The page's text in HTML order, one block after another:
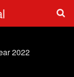
2022